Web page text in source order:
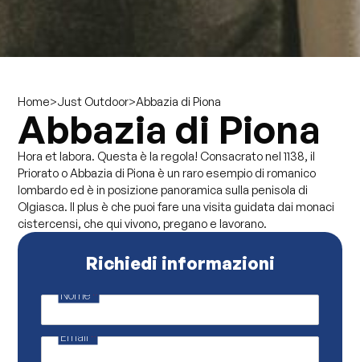
Home>Just Outdoor>Abbazia di Piona
Abbazia di Piona
Hora et labora. Questa è la regola! Consacrato nel 1138, il
Priorato o Abbazia di Piona è un raro esempio di romanico
lombardo ed è in posizione panoramica sulla penisola di
Olgiasca. Il plus è che puoi fare una visita guidata dai monaci
cistercensi, che qui vivono, pregano e lavorano.
Richiedi informazioni
Nome *
Email *
a
i